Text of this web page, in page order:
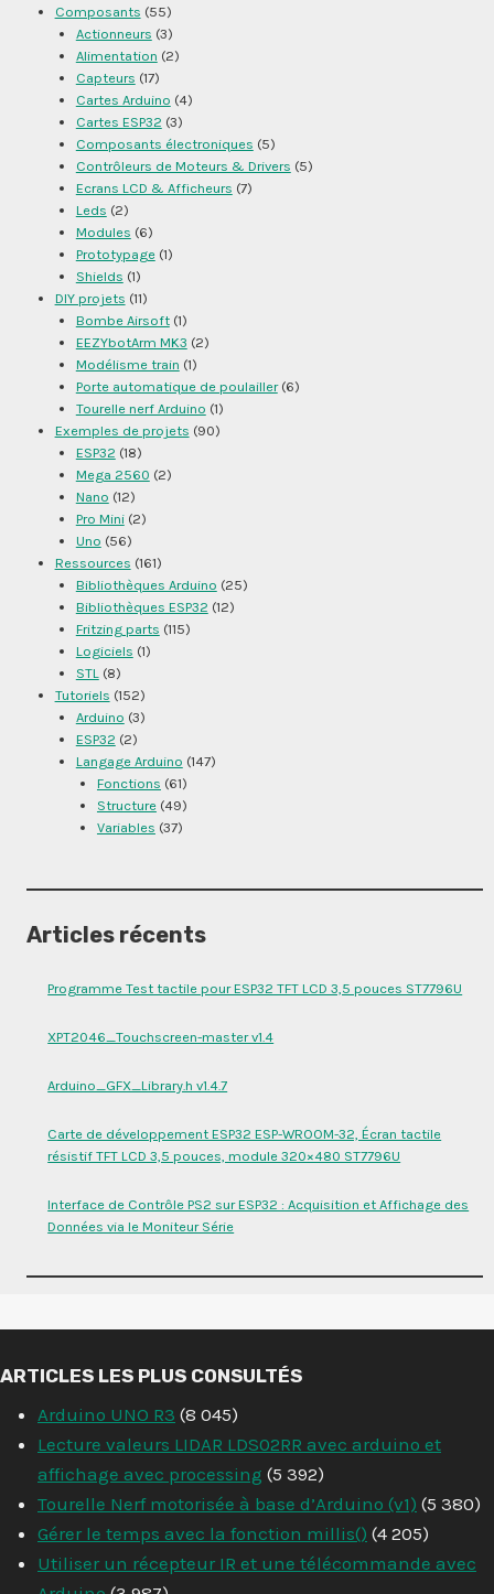
Composants (55)
Actionneurs (3)
Alimentation (2)
Capteurs (17)
Cartes Arduino (4)
Cartes ESP32 (3)
Composants électroniques (5)
Contrôleurs de Moteurs & Drivers (5)
Ecrans LCD & Afficheurs (7)
Leds (2)
Modules (6)
Prototypage(1)
Shields (1)
DIY projets (11)
Bombe Airsoft(1)
EEZYbotArm MK3 (2)
Modélisme train (1)
Porte automatique de poulailler(6)
Tourelle nerf Arduino (1)
Exemples de projets (90)
ESP32 (18)
Mega 2560 (2)
Nano (12)
Pro Mini(2)
Uno (56)
Ressources (161)
Bibliothèques Arduino (25)
Bibliothèques ESP32 (12)
Fritzing parts (115)
Logiciels (1)
STL(8)
Tutoriels (152)
Arduino (3)
ESP32 (2)
Langage Arduino (147)
Fonctions (61)
Structure(49)
Variables (37)
Articles récents
Programme Test tactile pour ESP32 TFT LCD 3,5 pouces ST7796U
XPT2046_Touchscreen-master v1.4
Arduino_GFX_Library.h v1.4.7
Carte de développement ESP32 ESP-WROOM-32, Écran tactile
résistif TFT LCD 3,5 pouces, module 320×480 ST7796U
Interface de Contrôle PS2 sur ESP32 : Acquisition et Affichage des
Données via le Moniteur Série
ARTICLES LES PLUS CONSULTÉS
Arduino UNO R3 (8 045)
Lecture valeurs LIDAR LDS02RR avec arduino et
affichage avec processing (5 392)
Tourelle Nerf motorisée à base d’Arduino (v1) (5 380)
Gérer le temps avec la fonction millis() (4 205)
Utiliser un récepteur IR et une télécommande avec